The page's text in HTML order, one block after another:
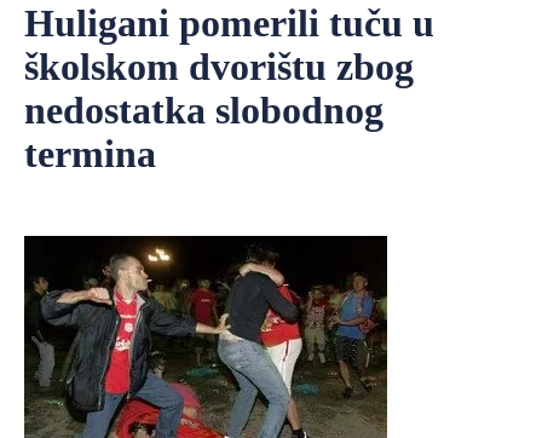
Huligani pomerili tuču u
školskom dvorištu zbog
nedostatka slobodnog
termina